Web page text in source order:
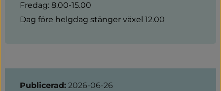
Fredag: 8.00-15.00
Dag före helgdag stänger växel 12.00
Sidinformation
Publicerad: 2026-06-26